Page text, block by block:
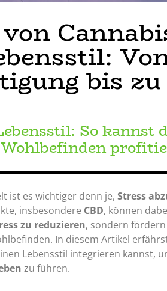
bis
So kannst
ist es wichtiger denn je, Stress
insbesondere CBD, können
zu reduzieren, sondern
In diesem Artikel
Lebensstil integrieren kannst,
zu führen.